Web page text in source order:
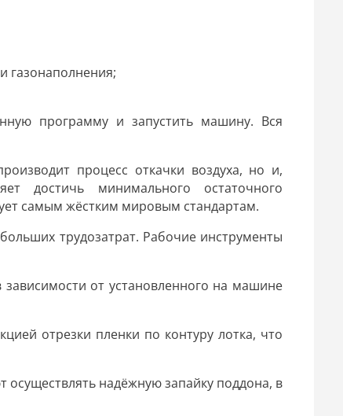
газонаполнения;
программу и запустить машину. Вся
процесс откачки воздуха, но и,
достичь минимального остаточного
самым жёстким мировым стандартам.
трудозатрат. Рабочие инструменты
от установленного на машине
отрезки пленки по контуру лотка, что
осуществлять надёжную запайку поддона, в